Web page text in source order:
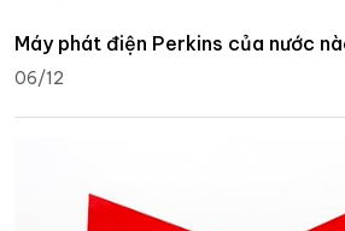
Máy phát điện Perkins của nước
06/12